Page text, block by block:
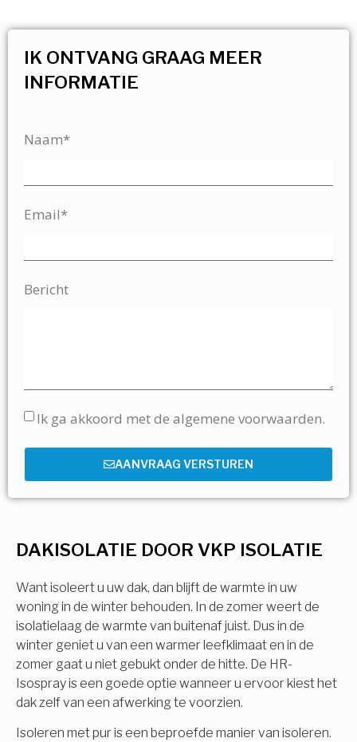
DAKISOLATIE DOOR VKP ISOLATIE
Want isoleert u uw dak, dan blijft de warmte in uw
woning in de winter behouden. In de zomer weert de
isolatielaag de warmte van buitenaf juist. Dus in de
winter geniet u van een warmer leefklimaat en in de
zomer gaat u niet gebukt onder de hitte. De HR-
Isospray is een goede optie wanneer u ervoor kiest het
dak zelf van een afwerking te voorzien.
Isoleren met pur is een beproefde manier van isoleren.
IK ONTVANG GRAAG MEER
INFORMATIE
Naam*
Email*
Bericht
Ik ga akkoord met de algemene voorwaarden.
AANVRAAG VERSTUREN